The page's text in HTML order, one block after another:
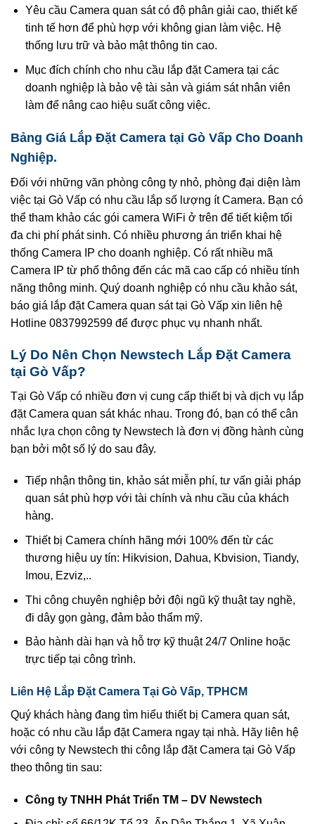
Yêu cầu Camera quan sát có độ phân giải cao, thiết kế
tinh tế hơn để phù hợp với không gian làm việc. Hệ
thống lưu trữ và bảo mật thông tin cao.
Mục đích chính cho nhu cầu lắp đặt Camera tại các
doanh nghiệp là bảo vệ tài sản và giám sát nhân viên
làm để nâng cao hiệu suất công việc.
Bảng Giá Lắp Đặt Camera tại Gò Vấp Cho Doanh
Nghiệp.
Đối với những văn phòng công ty nhỏ, phòng đại diện làm
việc tại Gò Vấp có nhu cầu lắp số lượng ít Camera. Bạn có
thể tham khảo các gói camera WiFi ở trên để tiết kiệm tối
đa chi phí phát sinh. Có nhiều phương án triển khai hệ
thống Camera IP cho doanh nghiệp. Có rất nhiều mã
Camera IP từ phổ thông đến các mã cao cấp có nhiều tính
năng thông minh. Quý doanh nghiệp có nhu cầu khảo sát,
báo giá lắp đặt Camera quan sát tại Gò Vấp xin liên hệ
Hotline 0837992599 để được phục vụ nhanh nhất.
Lý Do Nên Chọn Newstech Lắp Đặt Camera
tại Gò Vấp?
Tại Gò Vấp có nhiều đơn vị cung cấp thiết bị và dịch vụ lắp
đặt Camera quan sát khác nhau. Trong đó, bạn có thể cân
nhắc lựa chọn công ty Newstech là đơn vị đồng hành cùng
bạn bởi một số lý do sau đây.
Tiếp nhận thông tin, khảo sát miễn phí, tư vấn giải pháp
quan sát phù hợp với tài chính và nhu cầu của khách
hàng.
Thiết bị Camera chính hãng mới 100% đến từ các
thương hiệu uy tín: Hikvision, Dahua, Kbvision, Tiandy,
Imou, Ezviz,..
Thi công chuyên nghiệp bởi đội ngũ kỹ thuật tay nghề,
đi dây gọn gàng, đảm bảo thẩm mỹ.
Bảo hành dài hạn và hỗ trợ kỹ thuật 24/7 Online hoặc
trực tiếp tại công trình.
Liên Hệ Lắp Đặt Camera Tại Gò Vấp, TPHCM
Quý khách hàng đang tìm hiểu thiết bị Camera quan sát,
hoặc có nhu cầu lắp đặt Camera ngay tại nhà. Hãy liên hệ
với công ty Newstech thi công lắp đặt Camera tại Gò Vấp
theo thông tin sau:
Công ty TNHH Phát Triển TM – DV Newstech